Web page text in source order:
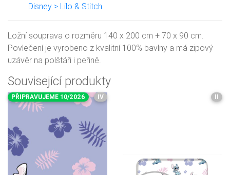
Disney > Lilo & Stitch
Ložní souprava o rozměru 140 x 200 cm + 70 x 90 cm.
Povlečení je vyrobeno z kvalitní 100% bavlny a má zipový
uzávěr na polštáři i peřině.
Související produkty
PŘIPRAVUJEME 10/2026 IV II